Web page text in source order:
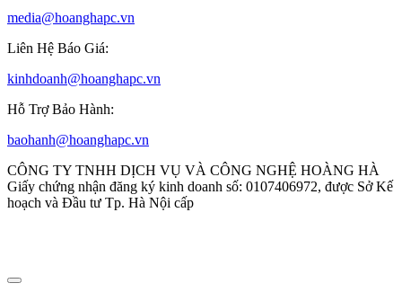
media@hoanghapc.vn
Liên Hệ Báo Giá:
kinhdoanh@hoanghapc.vn
Hỗ Trợ Bảo Hành:
baohanh@hoanghapc.vn
CÔNG TY TNHH DỊCH VỤ VÀ CÔNG NGHỆ HOÀNG HÀ
Giấy chứng nhận đăng ký kinh doanh số: 0107406972, được Sở Kế
hoạch và Đầu tư Tp. Hà Nội cấp